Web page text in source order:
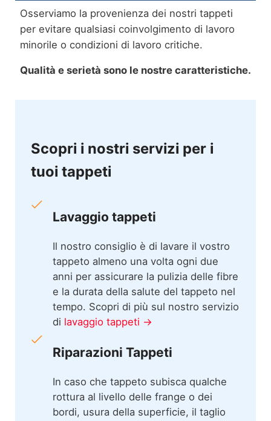
Osserviamo la provenienza dei nostri tappeti
per evitare qualsiasi coinvolgimento di lavoro
minorile o condizioni di lavoro critiche.
Qualità e serietà sono le nostre caratteristiche.
Scopri i nostri servizi per i
tuoi tappeti
Lavaggio tappeti
Il nostro consiglio è di lavare il vostro
tappeto almeno una volta ogni due
anni per assicurare la pulizia delle fibre
e la durata della salute del tappeto nel
tempo. Scopri di più sul nostro servizio
di lavaggio tappeti →
Riparazioni Tappeti
In caso che tappeto subisca qualche
rottura al livello delle frange o dei
bordi, usura della superficie, il taglio